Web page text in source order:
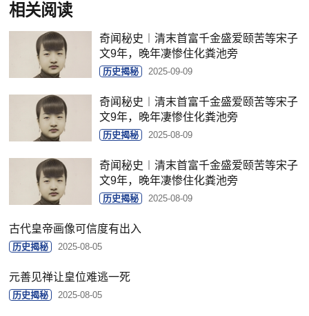
相关阅读
奇闻秘史︱清末首富千金盛爱颐苦等宋子
文9年，晚年凄惨住化粪池旁
历史揭秘 2025-09-09
奇闻秘史︱清末首富千金盛爱颐苦等宋子
文9年，晚年凄惨住化粪池旁
历史揭秘 2025-08-09
奇闻秘史︱清末首富千金盛爱颐苦等宋子
文9年，晚年凄惨住化粪池旁
历史揭秘 2025-08-09
古代皇帝画像可信度有出入
历史揭秘 2025-08-05
元善见禅让皇位难逃一死
历史揭秘 2025-08-05